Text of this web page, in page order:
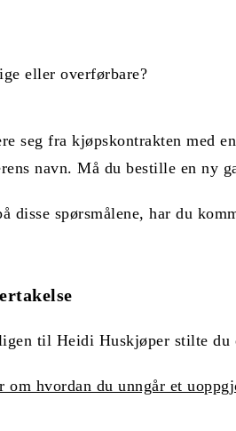
seg fra kjøpskontrakten med
navn. Må du bestille en ny
disse spørsmålene, har du
til Heidi Huskjøper stilte
om hvordan du unngår et